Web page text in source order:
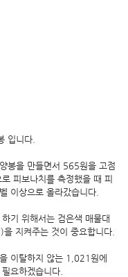
입니다.
봉을 만들면서 565원을 고점
피보나치를 측정했을 때 피
이상으로 올라갔습니다.
기 위해서는 검은색 매물대
지켜주는 것이 중요합니다.
이탈하지 않는 1,021원에
요하겠습니다.